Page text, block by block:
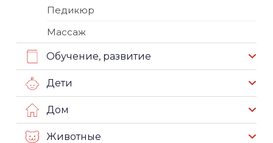
Педикюр
Массаж
Обучение, развитие
Дети
Дом
Животные